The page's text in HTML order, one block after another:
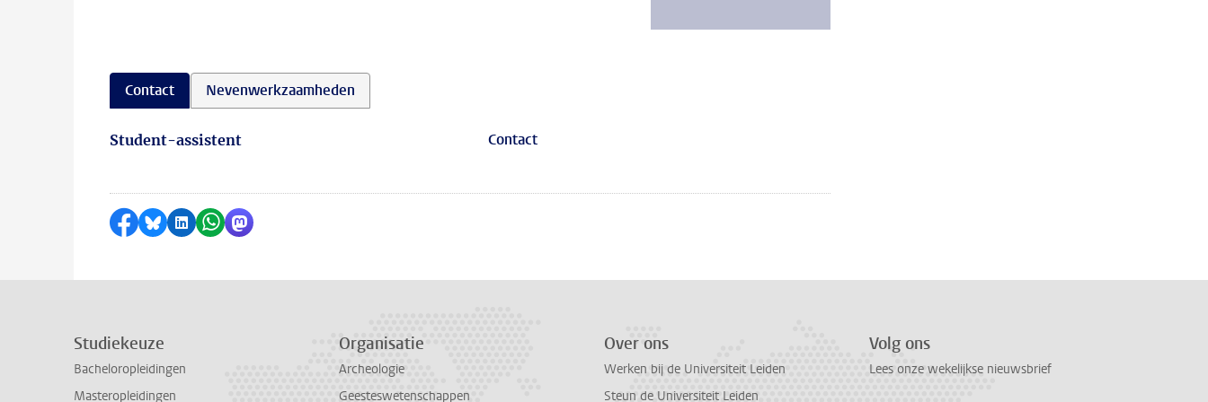
Contact Nevenwerkzaamheden
Student-assistent Contact
Delen op Facebook
Delen via Bluesky
Delen op LinkedIn
Delen via WhatsApp
Delen via Mastodon
Studiekeuze
Bacheloropleidingen
Masteropleidingen
Organisatie
Archeologie
Geesteswetenschappen
Over ons
Werken bij de Universiteit Leiden
Steun de Universiteit Leiden
Volg ons
Lees onze wekelijkse nieuwsbrief